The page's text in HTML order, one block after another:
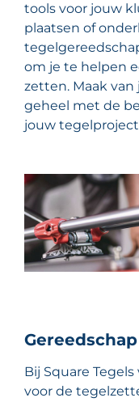
tools voor jouw
plaatsen of
om je te helpen
zetten. Maak
geheel met de
jouw
Bij Square
voor de